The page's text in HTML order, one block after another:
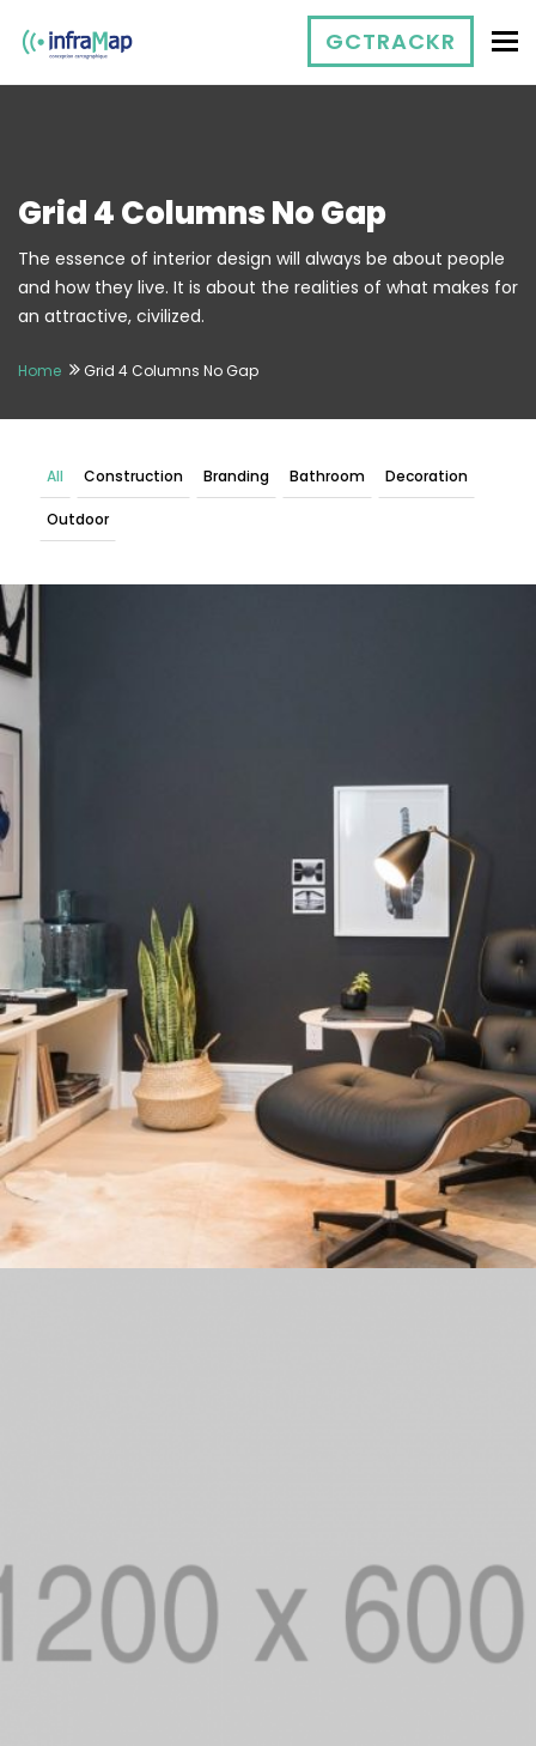
GCTRACKR
Grid 4 Columns No Gap
The essence of interior design will always be about people
and how they live. It is about the realities of what makes for
an attractive, civilized.
Home Grid 4 Columns No Gap
All Construction Branding Bathroom Decoration
Outdoor